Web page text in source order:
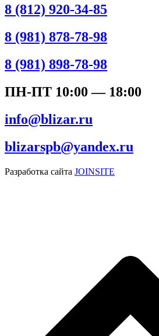
8 (812) 920-34-85
8 (981) 878-78-98
8 (981) 898-78-98
ПН-ПТ 10:00 — 18:00
info@blizar.ru
blizarspb@yandex.ru
Разработка сайта JOINSITE